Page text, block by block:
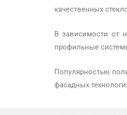
качественных
В зависимости от
профильные
Популярностью
фасадных